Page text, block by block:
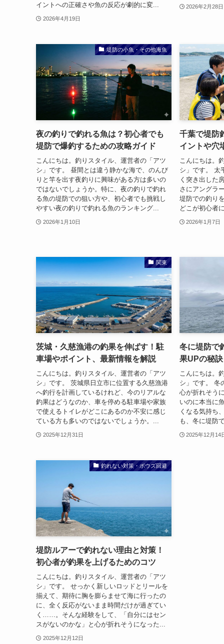
イントへの正確さや魚の反応が劇的に変...
2026年4月19日
2026年2月28日
堤防の小魚・その他海魚
夜の釣りで釣れる魚は？初心者でも
堤防で爆釣するための攻略ガイド
こんにちは。釣りスタイル、運営者の「アツ
シ」です。 昼間とは違う静かな海で、のんび
りと竿を出す夜釣りに興味がある方は多いの
ではないでしょうか。特に、夜の釣りで釣れ
る魚の堤防での狙い方や、初心者でも挑戦し
やすい夜の釣りで釣れる魚のランキング...
2026年1月10日
千葉で堤防
イントや穴
こんにちは。
シ」です。 太
く突き出した
さにアングラ
堤防での釣り
どこが初心者
2026年1月7日
関東
茨城・久慈漁港の釣果を伸ばす！駐
車場やポイント、最新情報を解説
こんにちは。釣りスタイル、運営者の「アツ
シ」です。 茨城県日立市に位置する久慈漁港
へ釣行を計画しているけれど、今のリアルな
釣果はどうなのか、車を停める駐車場や家族
で使えるトイレがどこにあるのか不安に感じ
ている方も多いのではないでしょうか。...
2025年12月31日
冬に堤防で
果UPの秘
こんにちは。
シ」です。 冬
心が折れそう
いのに本当に
くなる気持ち
も、冬に堤防
2025年12月14
釣れない対策・ボウズ回避
堤防ルアーで釣れない理由と対策！
初心者が釣果を上げるためのコツ
こんにちは。釣りスタイル、運営者の「アツ
シ」です。 せっかく新しいロッドとリールを
揃えて、期待に胸を膨らませて海に行ったの
に、全く反応がないまま時間だけが過ぎてい
く……。そんな経験をして、「自分にはセン
スがないのかな」と心が折れそうになった...
2025年12月12日